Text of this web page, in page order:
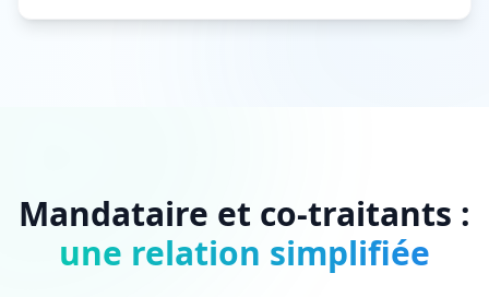
Mandataire et co-traitants :
une relation simplifiée